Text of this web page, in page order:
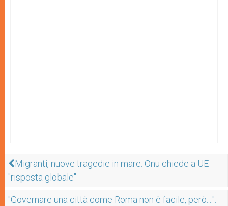
Migranti, nuove tragedie in mare. Onu chiede a UE
"risposta globale"
"Governare una città come Roma non è facile, però....".